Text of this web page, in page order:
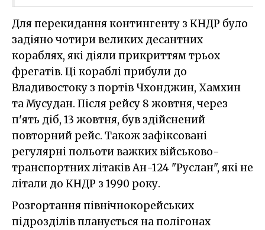
Для перекидання контингенту з КНДР було
задіяно чотири великих десантних
кораблях, які діяли прикриттям трьох
фрегатів. Ці кораблі прибули до
Владивостоку з портів Чхонджин, Хамхин
та Мусудан. Після рейсу 8 жовтня, через
п'ять діб, 13 жовтня, був здійснений
повторний рейс. Також зафіксовані
регулярні польоти важких військово-
транспортних літаків Ан-124 "Руслан", які не
літали до КНДР з 1990 року.
Розгортання північнокорейських
підрозділів планується на полігонах